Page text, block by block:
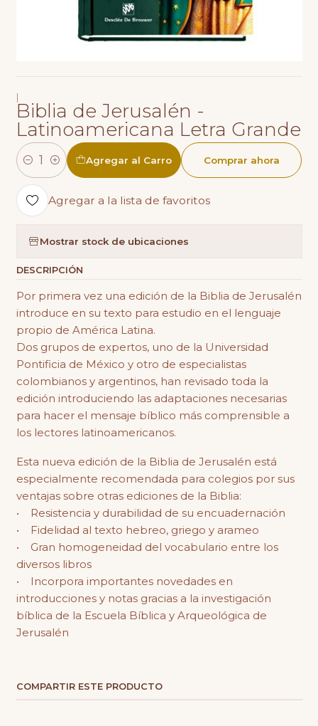
Biblia de Jerusalén -
Latinoamericana Letra Grande
Cantidad
Agregar al Carro Comprar ahora
Agregar a la lista de favoritos
Mostrar stock de ubicaciones
DESCRIPCIÓN
Por primera vez una edición de la Biblia de Jerusalén
introduce en su texto para estudio en el lenguaje
propio de América Latina.
Dos grupos de expertos, uno de la Universidad
Pontificia de México y otro de especialistas
colombianos y argentinos, han revisado toda la
edición introduciendo las adaptaciones necesarias
para hacer el mensaje bíblico más comprensible a
los lectores latinoamericanos.
Esta nueva edición de la Biblia de Jerusalén está
especialmente recomendada para colegios por sus
ventajas sobre otras ediciones de la Biblia:
• Resistencia y durabilidad de su encuadernación
• Fidelidad al texto hebreo, griego y arameo
• Gran homogeneidad del vocabulario entre los
diversos libros
• Incorpora importantes novedades en
introducciones y notas gracias a la investigación
bíblica de la Escuela Bíblica y Arqueológica de
Jerusalén
COMPARTIR ESTE PRODUCTO